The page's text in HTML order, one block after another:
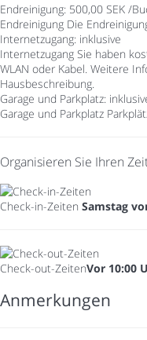
Endreinigung: 500,00 SEK /
Endreinigung Die
Internetzugang: inklusive
Internetzugang Sie haben
WLAN oder Kabel. Weitere
Hausbeschreibung.
Garage und Parkplatz:
Garage und Parkplatz
Organisieren Sie Ihren
Check-in-Zeiten Samstag
Check-out-ZeitenVor 10:00
Anmerkungen